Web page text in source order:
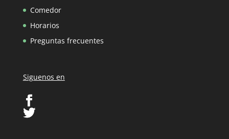
Comedor
Horarios
Preguntas frecuentes
Siguenos en